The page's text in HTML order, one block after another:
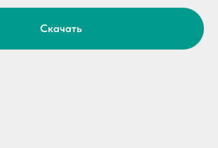
Скачать